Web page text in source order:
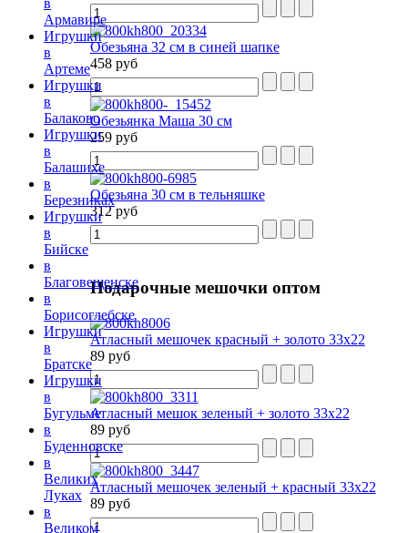
Обезьяна 32 см в синей шапке
458 руб
Обезьянка Маша 30 см
259 руб
Обезьяна 30 см в тельняшке
312 руб
Подарочныемешочки оптом
Атласный мешочек красный + золото 33х22
89 руб
Атласный мешок зеленый + золото 33х22
89 руб
Атласный мешочек зеленый + красный 33х22
89 руб
в
Армавире
Игрушки
в
Артеме
Игрушки
в
Балаково
Игрушки
в
Балашихе
в
Березниках
Игрушки
в
Бийске
в
Благовещенске
в
Борисоглебске
Игрушки
в
Братске
Игрушки
в
Бугульме
в
Буденновске
в
Великих
Луках
в
Великом